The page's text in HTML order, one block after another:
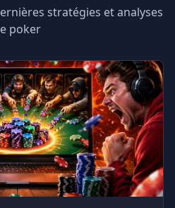
stratégies et analyses
poker